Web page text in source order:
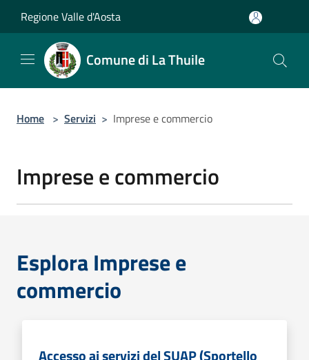
Regione Valle d'Aosta
Comune di La Thuile
Home > Servizi > Imprese e commercio
Imprese e commercio
Esplora Imprese e
commercio
Accesso ai servizi del SUAP (Sportello